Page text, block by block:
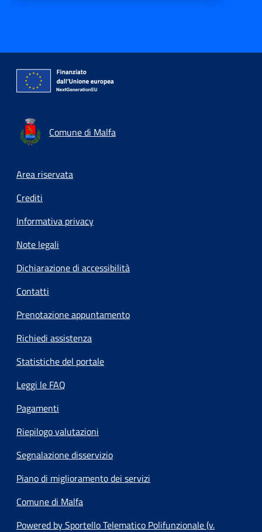
Comune di Malfa
Footer menu
Area riservata
Crediti
Informativa privacy
Note legali
Dichiarazione di accessibilità
Contatti
Prenotazione appuntamento
Richiedi assistenza
Statistiche del portale
Leggi le FAQ
Pagamenti
Riepilogo valutazioni
Segnalazione disservizio
Piano di miglioramento dei servizi
Comune di Malfa
Powered by Sportello Telematico Polifunzionale (v.